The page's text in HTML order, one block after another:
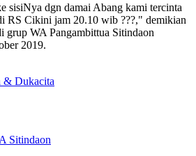
sisiNya dgn damai Abang kami tercinta
RS Cikini jam 20.10 wib ???," demikian
WA Pangambittua Sitindaon
2019.
& Dukacita
Sitindaon